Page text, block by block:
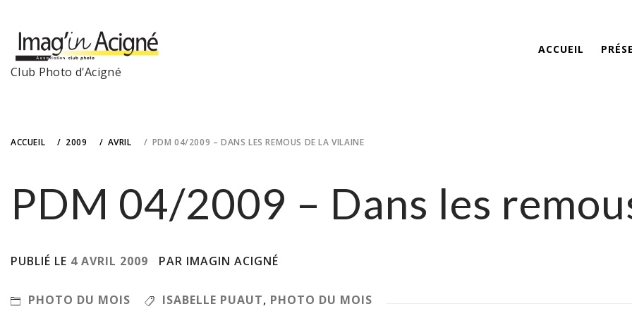
content
Club Photo d'Acigné
ACCUEIL
ACCUEIL 2009 AVRIL PDM 04/2009 – DANS LES REMOUS DE LA VILAINE
PDM 04/2009 – Dans les
PUBLIÉ LE 4 AVRIL 2009 PAR IMAGIN ACIGNÉ
PHOTO DU MOIS ISABELLE PUAUT, PHOTO DU MOIS